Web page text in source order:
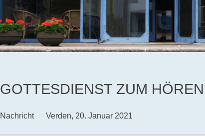
GOTTESDIENST ZUM HÖREN
Nachricht Verden, 20. Januar 2021